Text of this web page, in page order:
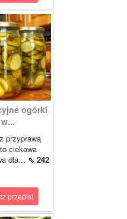
ogórki
w...
przyprawą
ciekawa
dla... ⇖ 242
przepis!